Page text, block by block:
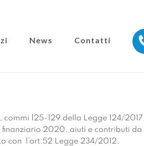
News Contatti
125-129 della Legge 124/
finanziario 2020, aiuti e contributi da
con l’art.52 Legge 234/2012.